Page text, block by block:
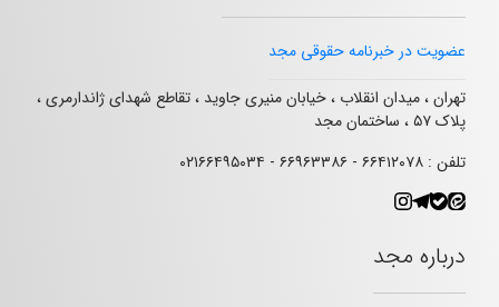
عضویت در خبرنامه حقوقی مجد
تهران ، میدان انقلاب ، خیابان منیری جاوید ، تقاطع شهدای ژاندارمری ،
پلاک ۵۷ ، ساختمان مجد
تلفن : ۶۶۴۱۲۰۷۸ - ۶۶۹۶۳۳۸۶ - ۰۲۱۶۶۴۹۵۰۳۴
درباره مجد